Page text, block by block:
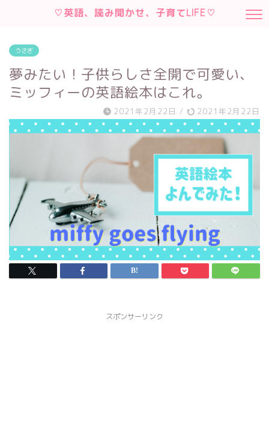
♡英語、読み聞かせ、子育てLIFE♡
うさぎ
夢みたい！子供らしさ全開で可愛い、
ミッフィーの英語絵本はこれ。
2021年2月22日 / 2021年2月22日
スポンサーリンク